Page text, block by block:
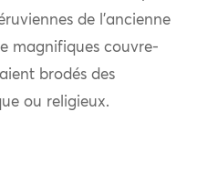
de l’ancienne
magnifiques couvre-
brodés des
ou religieux.